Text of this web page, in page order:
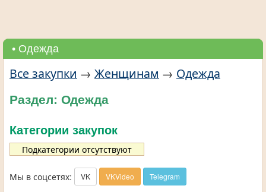
• Одежда
Все закупки → Женщинам → Одежда
Раздел: Одежда
Категории закупок
Подкатегории отсутствуют
Мы в соцсетях: VK VKVideo Telegram